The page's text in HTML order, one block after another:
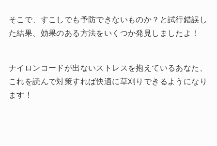
そこで、すこしでも予防できないものか？と試行錯誤し
た結果、効果のある方法をいくつか発見しましたよ！
ナイロンコードが出ないストレスを抱えているあなた、
これを読んで対策すれば快適に草刈りできるようになり
ます！